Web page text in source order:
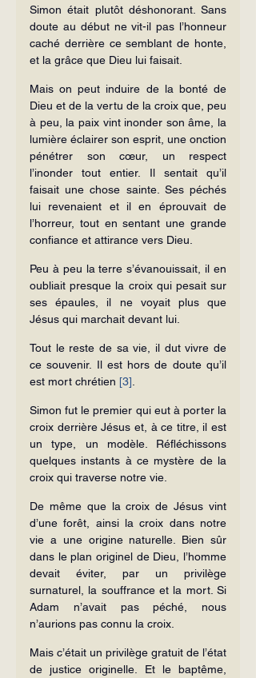
Simon était plutôt déshonorant. Sans
doute au début ne vit-il pas l’honneur
caché derrière ce semblant de honte,
et la grâce que Dieu lui faisait.
Mais on peut induire de la bonté de
Dieu et de la vertu de la croix que, peu
à peu, la paix vint inonder son âme, la
lumière éclairer son esprit, une onction
pénétrer son cœur, un respect
l’inonder tout entier. Il sentait qu’il
faisait une chose sainte. Ses péchés
lui revenaient et il en éprouvait de
l’horreur, tout en sentant une grande
confiance et attirance vers Dieu.
Peu à peu la terre s’évanouissait, il en
oubliait presque la croix qui pesait sur
ses épaules, il ne voyait plus que
Jésus qui marchait devant lui.
Tout le reste de sa vie, il dut vivre de
ce souvenir. Il est hors de doute qu’il
est mort chrétien [3]
Simon fut le premier qui eut à porter la
croix derrière Jésus et, à ce titre, il est
un type, un modèle. Réfléchissons
quelques instants à ce mystère de la
croix qui traverse notre vie.
De même que la croix de Jésus vint
d’une forêt, ainsi la croix dans notre
vie a une origine naturelle. Bien sûr
dans le plan originel de Dieu, l’homme
devait éviter, par un privilège
surnaturel, la souffrance et la mort. Si
Adam n’avait pas péché, nous
n’aurions pas connu la croix.
Mais c’était un privilège gratuit de l’état
de justice originelle. Et le baptême,